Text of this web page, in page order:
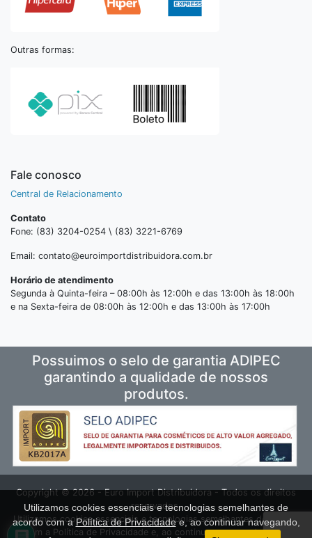
Utilizamos cookies essenciais e tecnologias semelhantes de
acordo com aPolítica de Privacidadee, ao continuar navegando,
Outras formas:
Fale conosco
Central de Relacionamento
Contato
Fone: (83) 3204-0254 \ (83) 3221-6769
Email: contato@euroimportdistribuidora.com.br
Horário de atendimento
Segunda à Quinta-feira – 08:00h às 12:00h e das 13:00h às 18:00h
e na Sexta-feira de 08:00h às 12:00h e das 13:00h às 17:00h
Possuimos o selo de garantia ADIPEC
garantindo a qualidade de nossos
produtos.
Copyright © 2026 - Euro Import Distribuidora - Todos os direitos
reservados.
Utilizamos cookies essenciais e tecnologias semelhantes de acordo
com a Política de Privacidade e, ao continuar navegando, você